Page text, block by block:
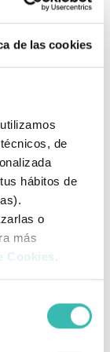
de las cookies
de
hábitos de
o
más
Cookies .
Ø 600 mm